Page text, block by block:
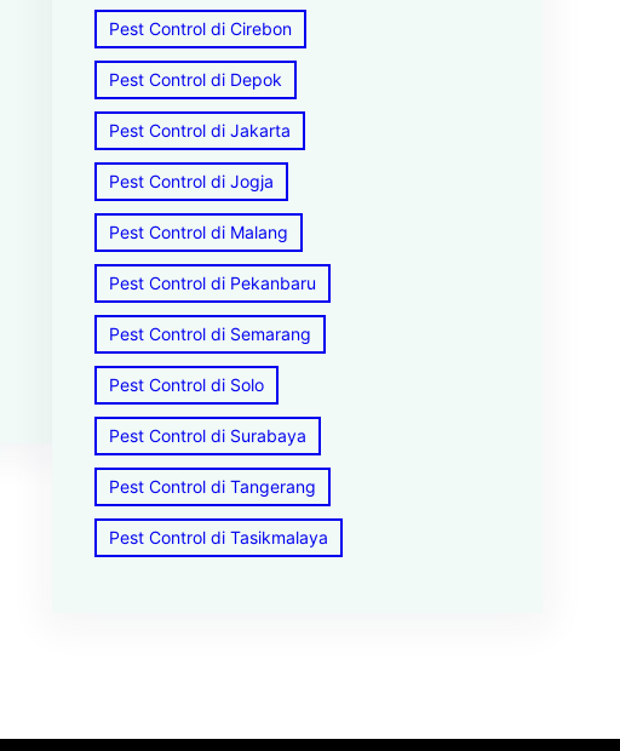
Pest Control di Cirebon
Pest Control di Depok
Pest Control di Jakarta
Pest Control di Jogja
Pest Control di Malang
Pest Control di Pekanbaru
Pest Control di Semarang
Pest Control di Solo
Pest Control di Surabaya
Pest Control di Tangerang
Pest Control di Tasikmalaya